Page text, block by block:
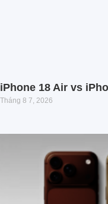
iPhone 18 Air vs
Tháng 8 7, 2026